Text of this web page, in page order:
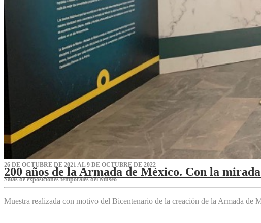
26 DE OCTUBRE DE 2021 AL 9 DE OCTUBRE DE 2022
200 años de la Armada de México. Con la
Salas de exposiciones temporales del Museo‌
Muestra realizada con motivo del Bicentenario de la creación de la Armada